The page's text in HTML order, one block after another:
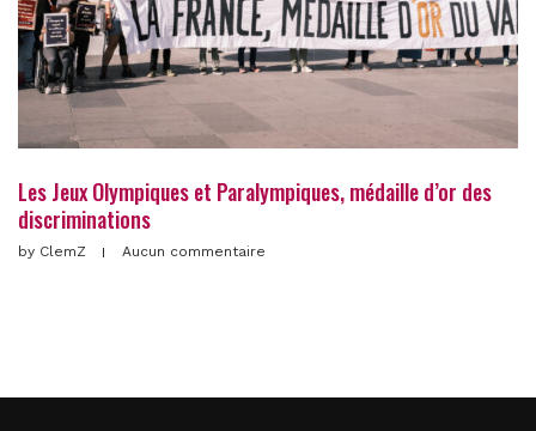
Les Jeux Olympiques et Paralympiques, médaille d’or des
discriminations
by ClemZ Aucun commentaire